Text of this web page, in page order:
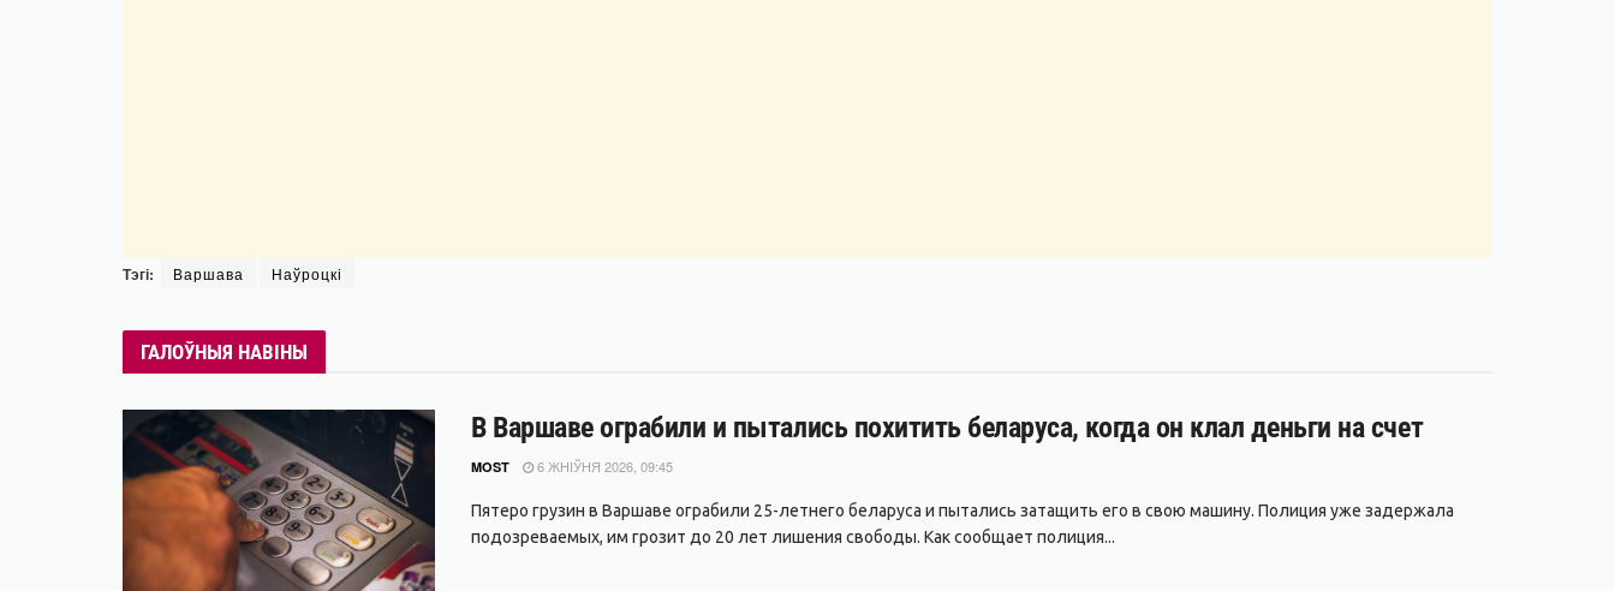
Тэгі: Варшава Наўроцкі
ГАЛОЎНЫЯ НАВІНЫ
В Варшаве ограбили и пытались похитить беларуса, когда он клал деньги на счет
MOST 6 ЖНІЎНЯ 2026, 09:45
Пятеро грузин в Варшаве ограбили 25-летнего беларуса и пытались затащить его в свою машину. Полиция уже задержала
подозреваемых, им грозит до 20 лет лишения свободы. Как сообщает полиция...